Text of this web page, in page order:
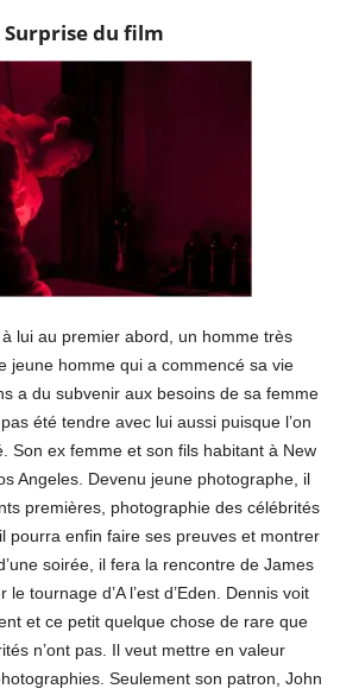
du film
lui au premier abord, un homme très
jeune homme qui a commencé sa vie
a du subvenir aux besoins de sa femme
été tendre avec lui aussi puisque l’on
Son ex femme et son fils habitant à New
Angeles. Devenu jeune photographe, il
premières, photographie des célébrités
pourra enfin faire ses preuves et montrer
soirée, il fera la rencontre de James
tournage d’A l’est d’Eden. Dennis voit
et ce petit quelque chose de rare que
n’ont pas. Il veut mettre en valeur
Seulement son patron, John